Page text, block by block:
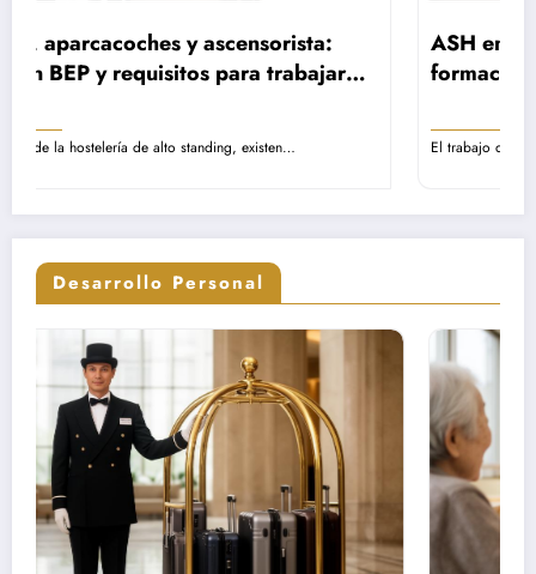
ASH en EHPAD: rol, remuneración y
formación – Guía completa sobre las
hospitalario
El trabajo del Agente de Servicio Hospitalario representa una
Desarrollo Personal